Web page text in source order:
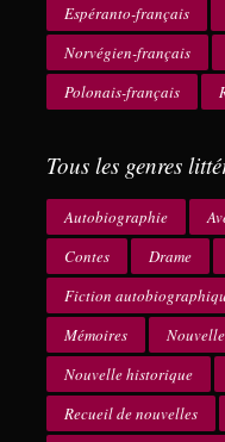
Espéranto-français
Norvégien-français
Polonais-français
Tous les genres
Autobiographie
Contes
Drame
Fiction
Mémoires
Nouvelle
Nouvelle historique
Recueil de nouvelles